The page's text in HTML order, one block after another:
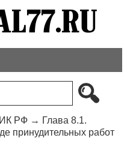
РФ→ Глава 8.1.
принудительных работ